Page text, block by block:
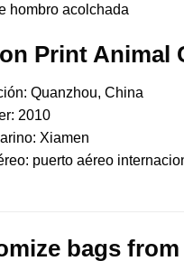
hombro acolchada
Print Animal
Quanzhou, China
2010
Xiamen
puerto aéreo
bags